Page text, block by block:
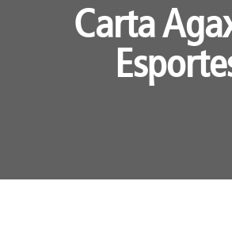
Carta